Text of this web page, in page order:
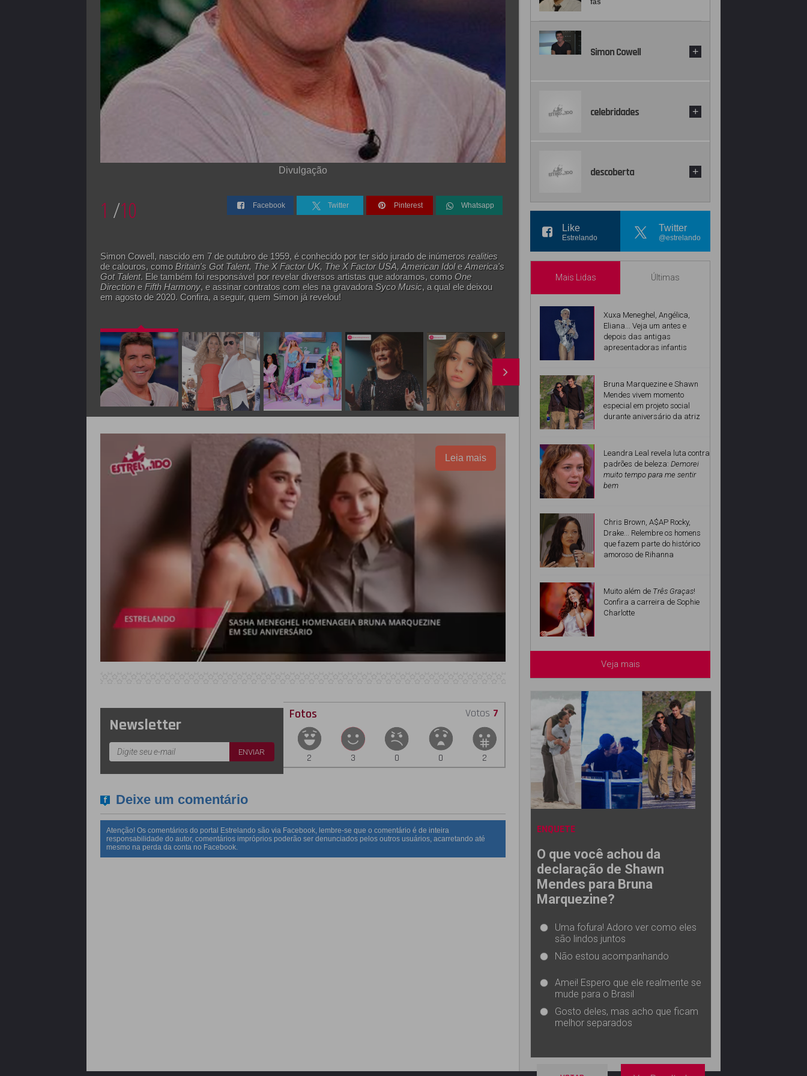
Divulgação
1 /10 Facebook Twitter Pinterest Whatsapp
Simon Cowell, nascido em 7 de outubro de 1959, é conhecido por ter sido jurado de inúmeros realities
de calouros, comoBritain's Got Talent, The X Factor UK, The X Factor USA, American IdoleAmerica's
Got Talent. Ele também foi responsável por revelar diversos artistas que adoramos, como One
DirectioneFifth Harmony, e assinar contratos com eles na gravadora Syco Music, a qual ele deixou
em agosto de 2020. Confira, a seguir, quem Simon já revelou!
Leia mais
Newsletter
Fotos Votos 7
2 3 0 0 2
Deixe um comentário
Atenção! Os comentários do portal Estrelando são via Facebook, lembre-se que o comentário é de inteira
responsabilidade do autor, comentários impróprios poderão ser denunciados pelos outros usuários, acarretando até
mesmo na perda da conta no Facebook.
fãs
Simon Cowell +
celebridades +
descoberta +
Like
Estrelando
Twitter
@estrelando
Mais Lidas Últimas
Xuxa Meneghel, Angélica,
Eliana... Veja um antes e
depois das antigas
apresentadoras infantis
Bruna Marquezine e Shawn
Mendes vivem momento
especial em projeto social
durante aniversário da atriz
Leandra Leal revela luta contra
padrões de beleza: Demorei
muito tempo para me sentir
bem
Chris Brown, A$AP Rocky,
Drake... Relembre os homens
que fazem parte do histórico
amoroso de Rihanna
Muito além de Três Graças!
Confira a carreira de Sophie
Charlotte
Veja mais
ENQUETE
O que você achou da
declaração de Shawn
Mendes para Bruna
Marquezine?
Uma fofura! Adoro ver como eles
são lindos juntos
Não estou acompanhando
Amei! Espero que ele realmente se
mude para o Brasil
Gosto deles, mas acho que ficam
melhor separados